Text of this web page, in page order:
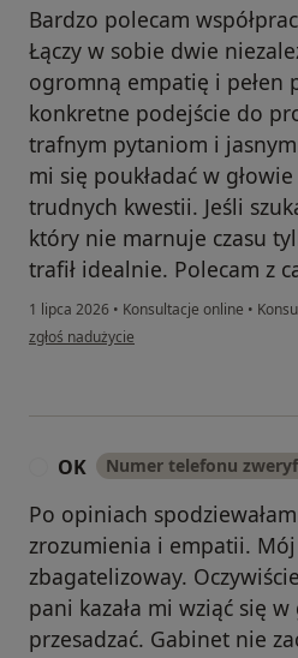
Bardzo polecam
Łączy w sobie dwie
ogromną empatię i pełen
konkretne podejście do
trafnym pytaniom i
mi się poukładać w
trudnych kwestii. Jeśli
który nie marnuje czasu
trafił idealnie. Polecam z
1 lipca 2026 • Konsultacje online •
w opinii użytkownika Marzena
zgłoś nadużycie
OK Numer telefonu
Po opiniach
zrozumienia i empatii.
zbagatelizoway.
pani kazała mi wziąć się
przesadzać. Gabinet nie